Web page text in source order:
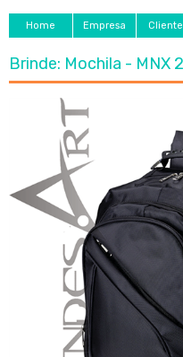
Home Empresa
Brinde: Mochila - MNX